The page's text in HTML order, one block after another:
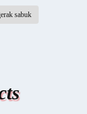
sabuk